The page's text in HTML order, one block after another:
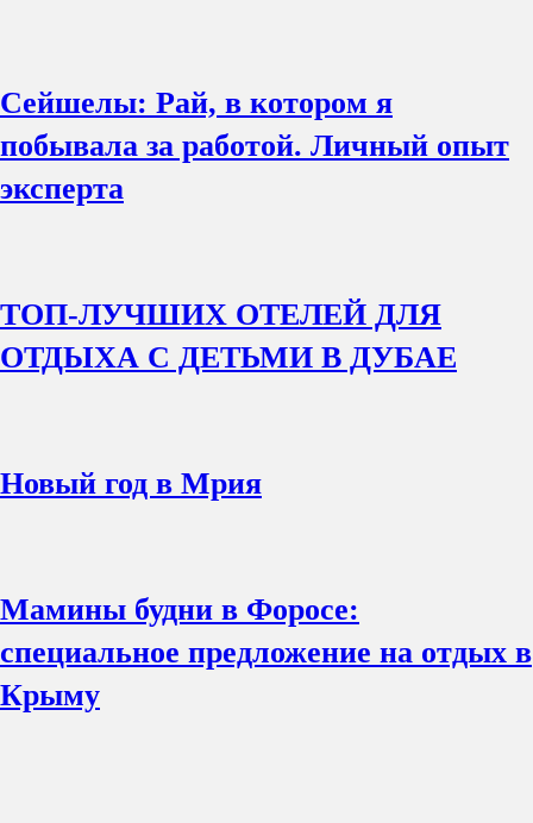
Сейшелы: Рай, в котором я
побывала за работой. Личный опыт
эксперта
ТОП-ЛУЧШИХ ОТЕЛЕЙ ДЛЯ
ОТДЫХА С ДЕТЬМИ В ДУБАЕ
Новый год в Мрия
Мамины будни в Форосе:
специальное предложение на отдых в
Крыму